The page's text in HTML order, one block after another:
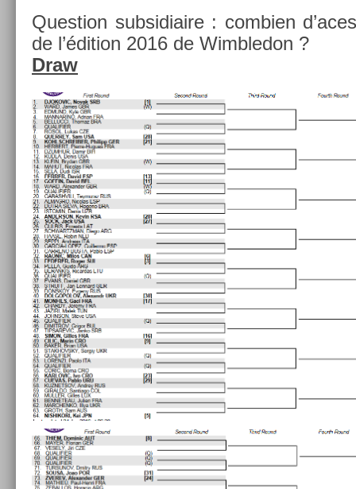
Ques­tion sub­sidiaire : com­bi­en
de l’édi­tion 2016 de Wimbledon ?
Draw